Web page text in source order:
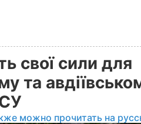
свої сили для
та
можно прочитать на